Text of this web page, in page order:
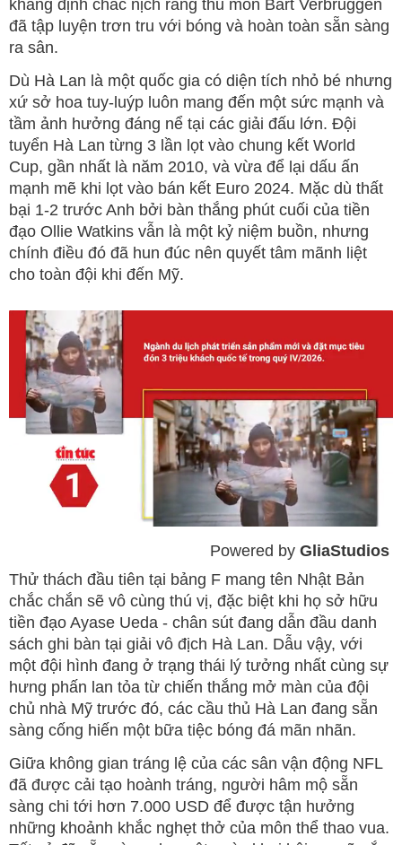
khẳng định chắc nịch rằng thủ môn Bart Verbruggen
đã tập luyện trơn tru với bóng và hoàn toàn sẵn sàng
ra sân.
Dù Hà Lan là một quốc gia có diện tích nhỏ bé nhưng
xứ sở hoa tuy-luýp luôn mang đến một sức mạnh và
tầm ảnh hưởng đáng nể tại các giải đấu lớn. Đội
tuyển Hà Lan từng 3 lần lọt vào chung kết World
Cup, gần nhất là năm 2010, và vừa để lại dấu ấn
mạnh mẽ khi lọt vào bán kết Euro 2024. Mặc dù thất
bại 1-2 trước Anh bởi bàn thắng phút cuối của tiền
đạo Ollie Watkins vẫn là một kỷ niệm buồn, nhưng
chính điều đó đã hun đúc nên quyết tâm mãnh liệt
cho toàn đội khi đến Mỹ.
Powered by GliaStudios
Thử thách đầu tiên tại bảng F mang tên Nhật Bản
chắc chắn sẽ vô cùng thú vị, đặc biệt khi họ sở hữu
tiền đạo Ayase Ueda - chân sút đang dẫn đầu danh
sách ghi bàn tại giải vô địch Hà Lan. Dẫu vậy, với
một đội hình đang ở trạng thái lý tưởng nhất cùng sự
hưng phấn lan tỏa từ chiến thắng mở màn của đội
chủ nhà Mỹ trước đó, các cầu thủ Hà Lan đang sẵn
sàng cống hiến một bữa tiệc bóng đá mãn nhãn.
Giữa không gian tráng lệ của các sân vận động NFL
đã được cải tạo hoành tráng, người hâm mộ sẵn
sàng chi tới hơn 7.000 USD để được tận hưởng
những khoảnh khắc nghẹt thở của môn thể thao vua.